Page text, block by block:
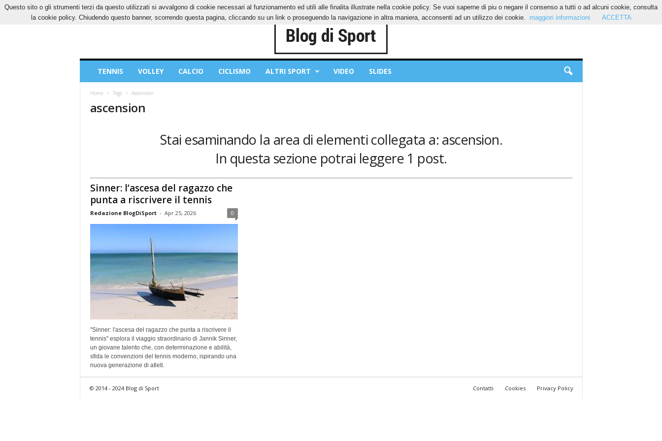
SABATO, 8 AGOSTO 2026 CONTATTI COOKIES PRIVACY POLICY
Sport
TENNIS VOLLEY CALCIO CICLISMO ALTRI SPORT VIDEO SLIDES
Home Tags Ascension
ascension
Stai esaminando la area di elementi collegata a: ascension.
In questa sezione potrai leggere 1 post.
Sinner: l’ascesa del ragazzo che
punta a riscrivere il tennis
Redazione BlogDiSport - Apr 25, 2026 0
"Sinner: l'ascesa del ragazzo che punta a riscrivere il
tennis" esplora il viaggio straordinario di Jannik Sinner,
un giovane talento che, con determinazione e abilità,
sfida le convenzioni del tennis moderno, ispirando una
nuova generazione di atleti.
Contatti Cookies Privacy Policy
© 2014 - 2024 Blog di Sport
Questo sito o gli strumenti terzi da questo utilizzati si avvalgono di cookie necessari al funzionamento ed utili alle finalita illustrate nella cookie policy. Se vuoi saperne di piu o negare il consenso a tutti o ad alcuni cookie, consulta
la cookie policy. Chiudendo questo banner, scorrendo questa pagina, cliccando su un link o proseguendo la navigazione in altra maniera, acconsenti ad un utilizzo dei cookie.
maggiori informazioni ACCETTA